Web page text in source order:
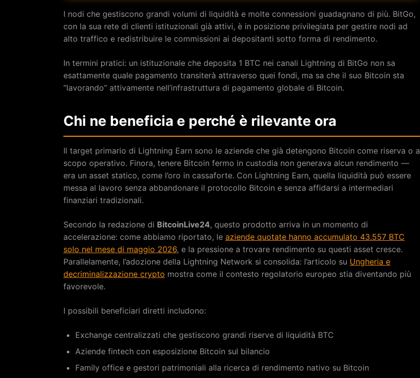
I nodi che gestiscono grandi volumi di liquidità e molte connessioni guadagnano di più. BitGo,
con la sua rete di clienti istituzionali già attivi, è in posizione privilegiata per gestire nodi ad
alto traffico e redistribuire le commissioni ai depositanti sotto forma di rendimento.
In termini pratici: un istituzionale che deposita 1 BTC nei canali Lightning di BitGo non sa
esattamente quale pagamento transiterà attraverso quei fondi, ma sa che il suo Bitcoin sta
“lavorando” attivamente nell’infrastruttura di pagamento globale di Bitcoin.
Chi ne beneficia e perché è rilevante ora
Il target primario di Lightning Earn sono le aziende che già detengono Bitcoin come riserva o a
scopo operativo. Finora, tenere Bitcoin fermo in custodia non generava alcun rendimento —
era un asset statico, come l’oro in cassaforte. Con Lightning Earn, quella liquidità può essere
messa al lavoro senza abbandonare il protocollo Bitcoin e senza affidarsi a intermediari
finanziari tradizionali.
Secondo la redazione di BitcoinLive24, questo prodotto arriva in un momento di
accelerazione: come abbiamo riportato, le aziende quotate hanno accumulato 43.557 BTC
solo nel mese di maggio 2026, e la pressione a trovare rendimento su questi asset cresce.
Parallelamente, l’adozione della Lightning Network si consolida: l’articolo su Ungheria e
decriminalizzazione crypto mostra come il contesto regolatorio europeo stia diventando più
favorevole.
I possibili beneficiari diretti includono:
Exchange centralizzati che gestiscono grandi riserve di liquidità BTC
Aziende fintech con esposizione Bitcoin sul bilancio
Family office e gestori patrimoniali alla ricerca di rendimento nativo su Bitcoin